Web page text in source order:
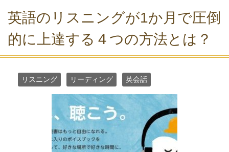
英語のリスニングが1か月で圧倒
的に上達する４つの方法とは？
リスニング リーディング 英会話